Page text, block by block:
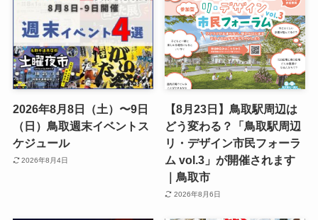
2026年8月8日（土）〜9日
（日）鳥取週末イベントス
ケジュール
2026年8月4日
【8月23日】鳥取駅周辺は
どう変わる？「鳥取駅周辺
リ・デザイン市民フォーラ
ム vol.3」が開催されます
｜鳥取市
2026年8月6日